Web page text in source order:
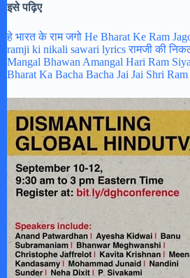
इसे पढ़िए
हे भारत के राम जगो He Bharat Ke Ram
ramji ki nikali sawari lyrics रामजी की
Mangal Bhawan Amangal Hari Ram
Bharat Ka Bacha Bacha Jai Jai Shri